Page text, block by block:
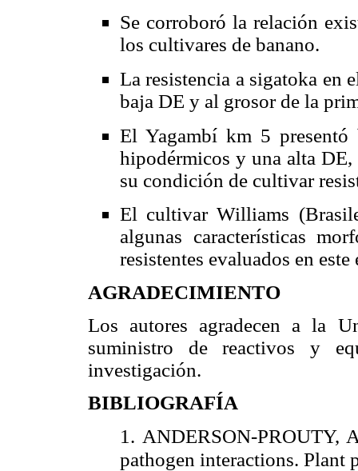
Se corroboró la relación
los cultivares de banano.
La resistencia a sigatoka en
baja DE y al grosor de la
El Yagambí km 5
hipodérmicos y una alta DE,
su condición de cultivar
El cultivar Williams
algunas características
resistentes evaluados en este
AGRADECIMIENTO
Los autores agradecen a la
suministro de reactivos y
investigación.
BIBLIOGRAFÍA
1. ANDERSON-PROUTY,
pathogen interactions.